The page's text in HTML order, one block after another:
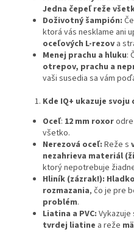
Jedna čepeľ reže
Doživotný šampión:
ktorá vás nesklame ani
oceľových L-rezov a
Menej prachu a hluku:
otrepov, prachu a
vaši susedia sa vám
Kde IQ+ ukazuje svoju
Oceľ: 12 mm roxor
všetko.
Nerezová oceľ: Reže s
nezahrieva materiál
ktorý nepotrebuje
Hliník (zázrak!): Hladko
rozmazania, čo je pre
problém.
Liatina a PVC:
tvrdej liatine a reže